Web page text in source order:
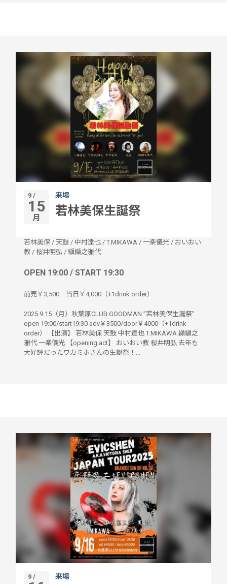
9 /
15
月
来場
若林美保生誕祭
若林美保 / 天鼓 / 中村達也 / T.MIKAWA / 一楽儀光 / おいおい
教 / 桜井明弘 / 纐纈之雅代
OPEN 19:00 / START 19:30
前売￥3,500 当日￥4,000（+1drink order）
2025.9.15（月）秋葉原CLUB GOODMAN ”若林美保生誕祭”
open 19:00/start19:30 adv￥3500/door￥4000（+1drink
order） 【出演】 若林美保 天鼓 中村達也 T.MIKAWA 纐纈之
雅代 一楽儀光 【opening act】 おいおい教 桜井明弘 去年も
大好評だったワカミホさんの生誕祭！...
9 / 来場